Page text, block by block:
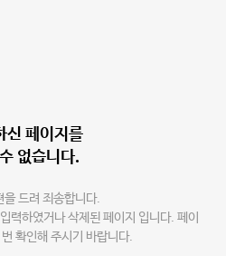
신 페이지를
없습니다.
을 드려 죄송합니다.
력하였거나 삭제된 페이지 입니다. 페이
확인해 주시기 바랍니다.